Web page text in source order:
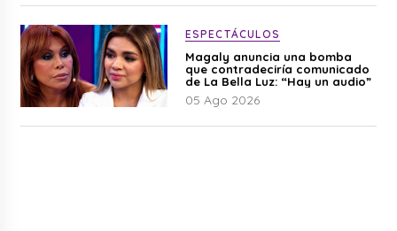
ESPECTÁCULOS
Magaly anuncia una bomba
que contradeciría comunicado
de La Bella Luz: “Hay un audio”
05 Ago 2026